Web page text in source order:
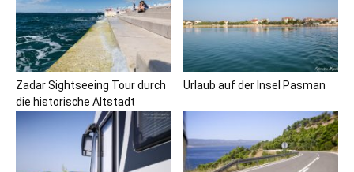
Zadar Sightseeing Tour durch
die historische Altstadt
Urlaub auf der Insel Pasman